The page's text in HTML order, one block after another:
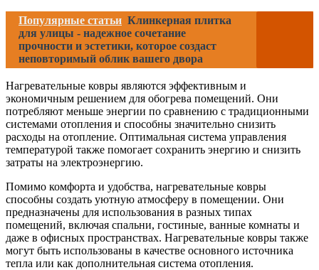
Популярные статьи Клинкерная плитка
для улицы - надежное сочетание
прочности и эстетики, которое создаст
неповторимый облик вашего двора
Нагревательные ковры являются эффективным и
экономичным решением для обогрева помещений. Они
потребляют меньше энергии по сравнению с традиционными
системами отопления и способны значительно снизить
расходы на отопление. Оптимальная система управления
температурой также помогает сохранить энергию и снизить
затраты на электроэнергию.
Помимо комфорта и удобства, нагревательные ковры
способны создать уютную атмосферу в помещении. Они
предназначены для использования в разных типах
помещений, включая спальни, гостиные, ванные комнаты и
даже в офисных пространствах. Нагревательные ковры также
могут быть использованы в качестве основного источника
тепла или как дополнительная система отопления.